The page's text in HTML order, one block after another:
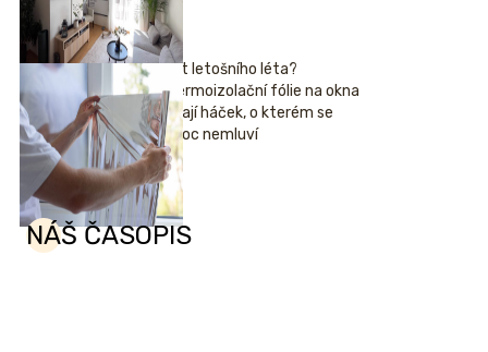
Hit letošního léta?
Termoizolační fólie na okna
mají háček, o kterém se
moc nemluví
NÁŠ ČASOPIS